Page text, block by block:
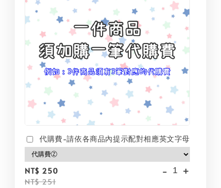
代購費-請依各商品內提示配對相應英文字母
NT$ 250
NT$ 251
- +